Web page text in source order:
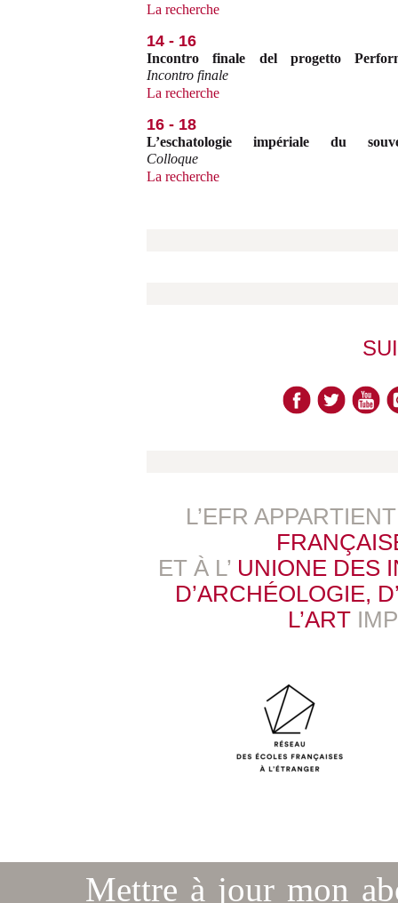
La recherche
14 - 16
Incontro finale del progetto
Incontro finale
La recherche
16 - 18
L’eschatologie impériale du
Colloque
La recherche
L’EFR
ET À L’ UNIONE DES
D’ARCHÉOLOGIE,
L’ART
Mettre à jour mon